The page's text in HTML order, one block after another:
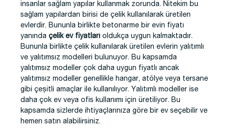
insanlar sağlam yapılar kullanmak zorunda. Nitekim bu
sağlam yapılardan birisi de çelik kullanılarak üretilen
evlerdir. Bununla birlikte betonarme bir evin fiyatı
yanında çelik ev fiyatları oldukça uygun kalmaktadır.
Bununla birlikte çelik kullanılarak üretilen evlerin yalıtımlı
ve yalıtımsız modelleri bulunuyor. Bu kapsamda
yalıtımsız modeller çok daha uygun fiyatlı ancak
yalıtımsız modeller genellikle hangar, atölye veya tersane
gibi çeşitli amaçlar ile kullanılıyor. Yalıtımlı modeller ise
daha çok ev veya ofis kullanımı için üretiliyor. Bu
kapsamda sizlerde ihtiyaçlarınıza göre bir ev seçebilir ve
hemen satın alabilirsiniz.